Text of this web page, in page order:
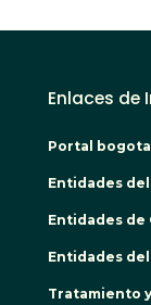
Enlaces de
Portal
Entidades
Entidades de
Entidades
Tratamiento